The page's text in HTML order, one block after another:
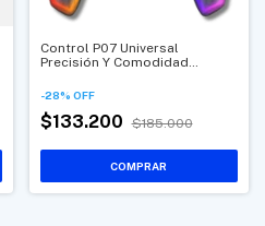
Control P07 Universal
Precisión Y Comodidad
-28% OFF
$133.200 $185.000